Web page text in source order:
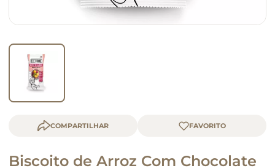
COMPARTILHAR
Biscoito de Arroz Com Chocolate